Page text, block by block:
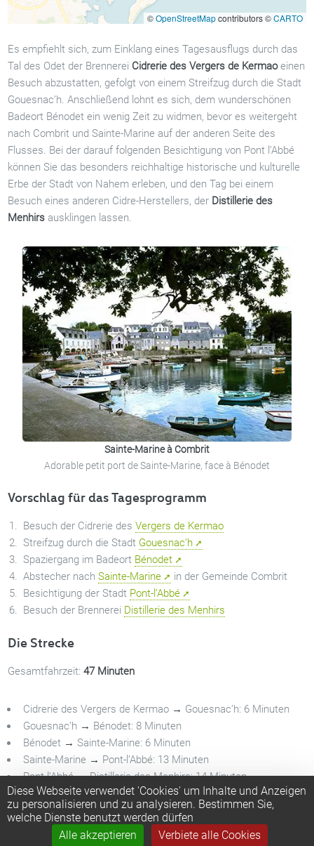
Diese Webseite verwendet 'Cookies' um Inhalte und Anzeigen
zu personalisieren und zu analysieren. Bestimmen Sie,
welche Dienste benutzt werden dürfen
Alle akzeptieren
Verbiete alle Cookies
©OpenStreetMapcontributors ©CARTO
Es empfiehlt sich, zum Einklang eines Tagesausflugs durch das
Tal des Odet der Brennerei Cidrerie des Vergers de Kermaoeinen
Besuch abzustatten, gefolgt von einem Streifzug durch die Stadt
Gouesnac’h. Anschließend lohnt es sich, dem wunderschönen
Badeort Bénodet ein wenig Zeit zu widmen, bevor es weitergeht
nach Combrit und Sainte-Marine auf der anderen Seite des
Flusses. Bei der darauf folgenden Besichtigung von Pont l’Abbé
können Sie das besonders reichhaltige historische und kulturelle
Erbe der Stadt von Nahem erleben, und den Tag bei einem
Besuch eines anderen Cidre-Herstellers, der Distillerie des
Menhirs ausklingen lassen.
Sainte-Marine à Combrit
Adorable petit port de Sainte-Marine, face à Bénodet
Vorschlag für das Tagesprogramm
Besuch der Cidrerie des Vergers de Kermao
Streifzug durch die Stadt Gouesnac’h
Spaziergang im Badeort Bénodet
Abstecher nach Sainte-Marine
in der Gemeinde Combrit
Besichtigung der Stadt Pont-l’Abbé
Besuch der Brennerei Distillerie des Menhirs
Die Strecke
Gesamtfahrzeit: 47 Minuten
Cidrerie des Vergers de Kermao → Gouesnac’h: 6 Minuten
Gouesnac’h → Bénodet: 8 Minuten
Bénodet → Sainte-Marine: 6 Minuten
Sainte-Marine → Pont-l’Abbé: 13 Minuten
Pont-l’Abbé→Distillerie des Menhirs: 14 Minuten